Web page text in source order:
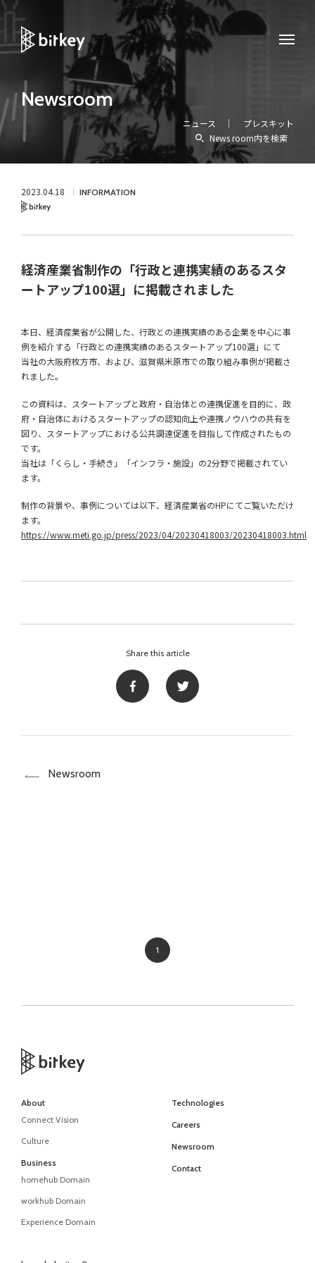
Newsroom
ニュース
プレスキット
News room内を検索
2023.04.18 INFORMATION
経済産業省制作の「行政と連携実績のあるスタ
ートアップ100選」に掲載されました
本日、経済産業省が公開した、行政との連携実績のある企業を中心に事
例を紹介する「行政との連携実績のあるスタートアップ100選」にて
当社の大阪府枚方市、および、滋賀県米原市での取り組み事例が掲載さ
れました。
この資料は、スタートアップと政府・自治体との連携促進を目的に、政
府・自治体におけるスタートアップの認知向上や連携ノウハウの共有を
図り、スタートアップにおける公共調達促進を目指して作成されたもの
です。
当社は「くらし・手続き」「インフラ・施設」の2分野で掲載されてい
ます。
制作の背景や、事例については以下、経済産業省のHPにてご覧いただけ
ます。
https://www.meti.go.jp/press/2023/04/20230418003/20230418003.html
Share this article
Newsroom
1
About
Connect Vision
Culture
Business
homehub Domain
workhub Domain
Experience Domain
Technologies
Careers
Newsroom
Contact